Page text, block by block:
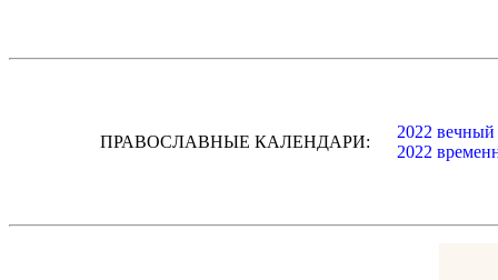
ПРАВОСЛАВНЫЕ КАЛЕНДАРИ:
2022 вечный
2022